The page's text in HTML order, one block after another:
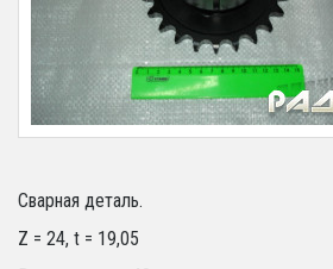
Сварная деталь.
Z = 24, t = 19,05